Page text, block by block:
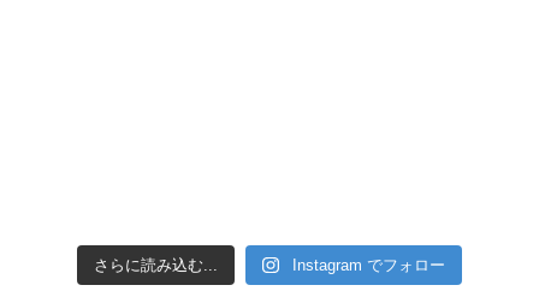
さらに読み込む... Instagram でフォロー